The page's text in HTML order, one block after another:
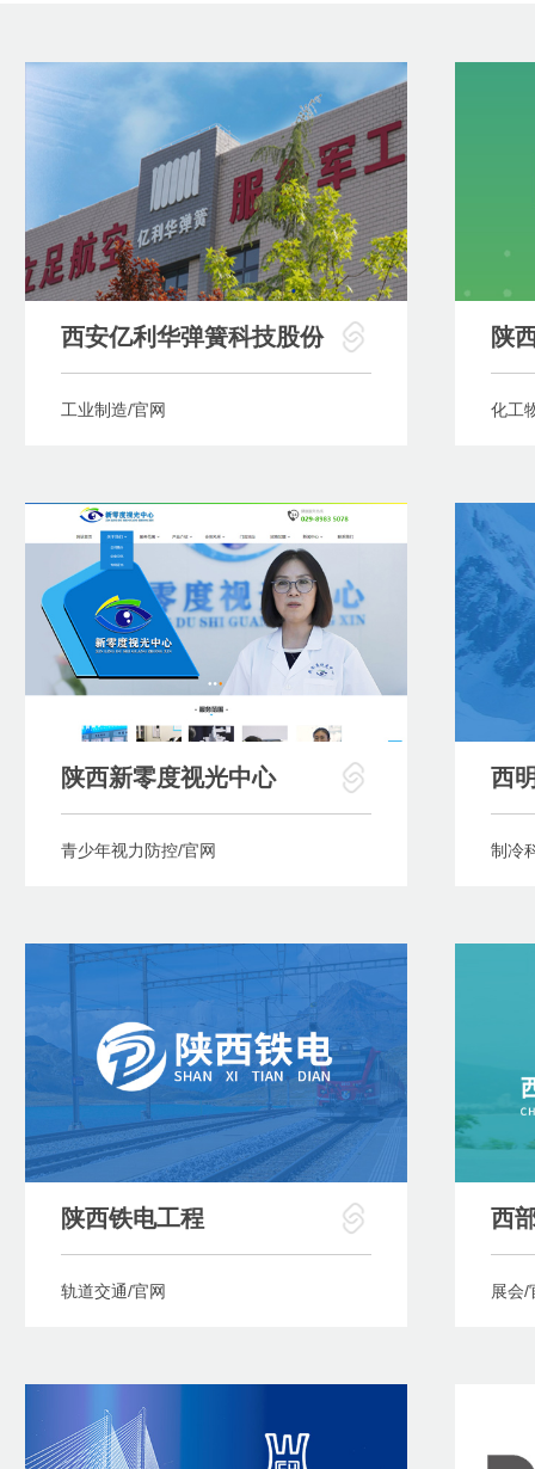
西安亿利华弹簧科技股份
工业制造/官网
陕
化工
陕西新零度视光中心
青少年视力防控/官网
西
制冷
陕西铁电工程
轨道交通/官网
西
展会/